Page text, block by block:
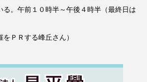
る。午前１０時半～午後４時半（最終日は
ＰＲする峰丘さん）